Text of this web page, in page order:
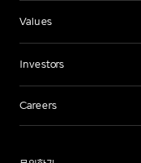
Values
Investors
Careers